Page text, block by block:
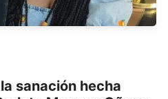
sanación hecha